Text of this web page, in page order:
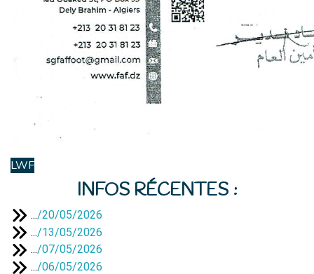
LWF
INFOS RÉCENTES :
.../20/05/2026
/13/05/2026
/07/05/2026
/06/05/2026